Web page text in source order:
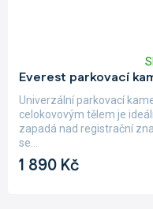
Everest parkovací
hodnocení
produktu
je
5,0
z
hvězdiček.
1 890 Kč
Univerzální parkovací
celokovovým tělem je
zapadá nad registrační
se...